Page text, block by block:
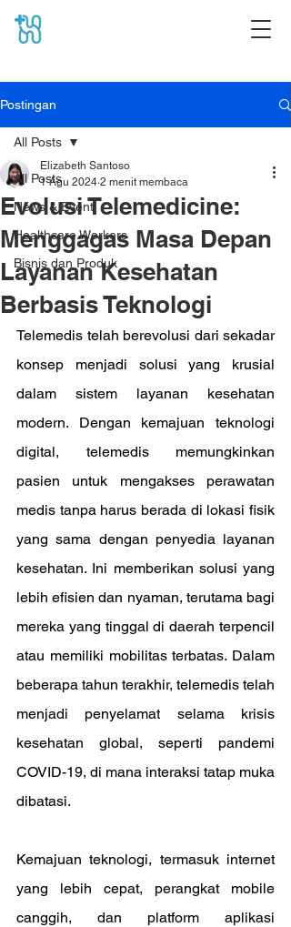
Postingan
All Posts
News & Event
Healthcare Workers
Bisnis dan Produk
All Posts
Evolusi Telemedicine:
Menggagas Masa Depan
Layanan Kesehatan
Berbasis Teknologi
Elizabeth Santoso
1 Agu 2024 2 menit membaca
Telemedis telah berevolusi dari sekadar
konsep menjadi solusi yang krusial
dalam sistem layanan kesehatan
modern. Dengan kemajuan teknologi
digital, telemedis memungkinkan
pasien untuk mengakses perawatan
medis tanpa harus berada di lokasi fisik
yang sama dengan penyedia layanan
kesehatan. Ini memberikan solusi yang
lebih efisien dan nyaman, terutama bagi
mereka yang tinggal di daerah terpencil
atau memiliki mobilitas terbatas. Dalam
beberapa tahun terakhir, telemedis telah
menjadi penyelamat selama krisis
kesehatan global, seperti pandemi
COVID-19, di mana interaksi tatap muka
dibatasi.
Kemajuan teknologi, termasuk internet
yang lebih cepat, perangkat mobile
canggih, dan platform aplikasi